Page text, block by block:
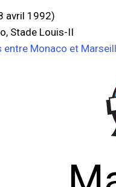
avril 1992)
Stade Louis-II
entre Monaco et